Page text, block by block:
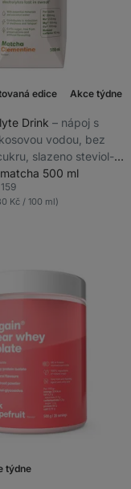
edice Akce týdne
Drink ⁠–⁠ nápoj s
vodou, bez
slazeno steviol-
500 ml
159
Kč / 100 ml)
týdne